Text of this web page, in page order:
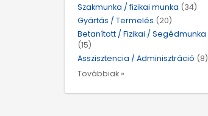
Szakmunka / fizikai munka (34)
Gyártás / Termelés (20)
Betanított / Fizikai / Segédmunka
(15)
Asszisztencia / Adminisztráció (8)
Továbbiak »